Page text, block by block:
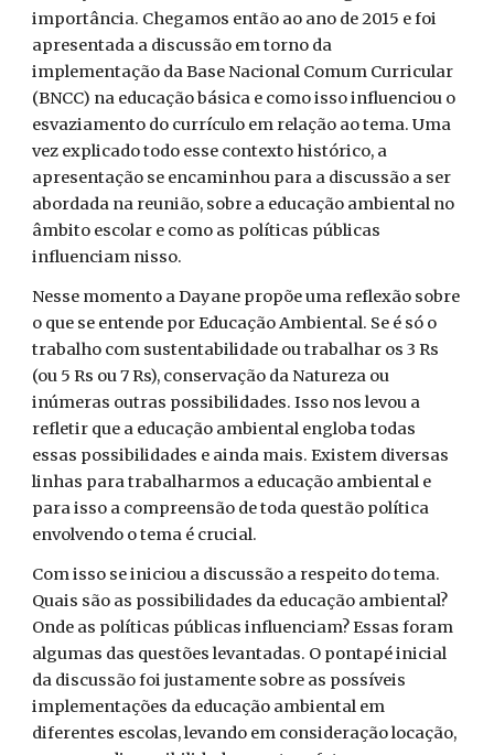
importância. Chegamos então ao ano de 2015 e foi
apresentada a discussão em torno da
implementação da Base Nacional Comum Curricular
(BNCC) na educação básica e como isso influenciou o
esvaziamento do currículo em relação ao tema. Uma
vez explicado todo esse contexto histórico, a
apresentação se encaminhou para a discussão a ser
abordada na reunião, sobre a educação ambiental no
âmbito escolar e como as políticas públicas
influenciam nisso.
Nesse momento a Dayane propõe uma reflexão sobre
o que se entende por Educação Ambiental. Se é só o
trabalho com sustentabilidade ou trabalhar os 3 Rs
(ou 5 Rs ou 7 Rs), conservação da Natureza ou
inúmeras outras possibilidades. Isso nos levou a
refletir que a educação ambiental engloba todas
essas possibilidades e ainda mais. Existem diversas
linhas para trabalharmos a educação ambiental e
para isso a compreensão de toda questão política
envolvendo o tema é crucial.
Com isso se iniciou a discussão a respeito do tema.
Quais são as possibilidades da educação ambiental?
Onde as políticas públicas influenciam? Essas foram
algumas das questões levantadas. O pontapé inicial
da discussão foi justamente sobre as possíveis
implementações da educação ambiental em
diferentes escolas, levando em consideração locação,